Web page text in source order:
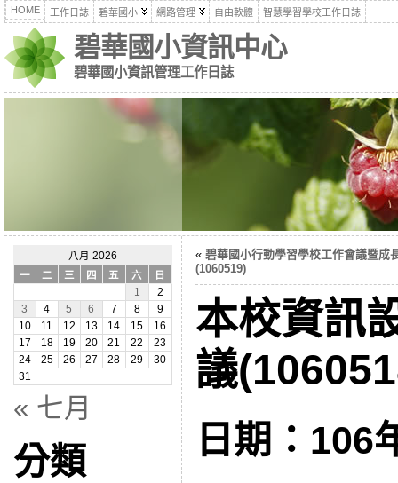
HOME 工作日誌 碧華國小 網路管理 自由軟體 智慧學習學校工作日誌
碧華國小資訊中心
碧華國小資訊管理工作日誌
八月 2026
一
二 三 四 五 六
日
1
2
3
4 5 6 7 8
9
10
11 12 13 14 15
16
17
18 19 20 21 22
23
24
25 26 27 28 29
30
31
« 七月
分類
« 碧華國小行動學習學校工作會議暨成
(1060519)
本校資訊
議
日期：106